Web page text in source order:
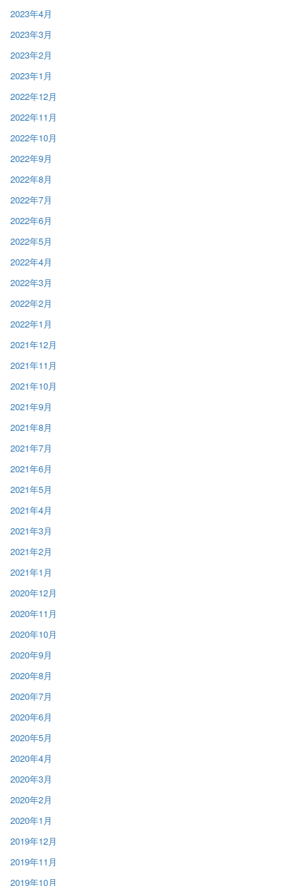
2023年4月
2023年3月
2023年2月
2023年1月
2022年12月
2022年11月
2022年10月
2022年9月
2022年8月
2022年7月
2022年6月
2022年5月
2022年4月
2022年3月
2022年2月
2022年1月
2021年12月
2021年11月
2021年10月
2021年9月
2021年8月
2021年7月
2021年6月
2021年5月
2021年4月
2021年3月
2021年2月
2021年1月
2020年12月
2020年11月
2020年10月
2020年9月
2020年8月
2020年7月
2020年6月
2020年5月
2020年4月
2020年3月
2020年2月
2020年1月
2019年12月
2019年11月
2019年10月